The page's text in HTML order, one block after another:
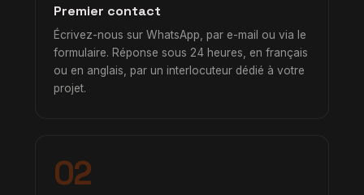
Premier contact
Écrivez-nous sur WhatsApp, par e-mail ou via le
formulaire. Réponse sous 24 heures, en français
ou en anglais, par un interlocuteur dédié à votre
projet.
02